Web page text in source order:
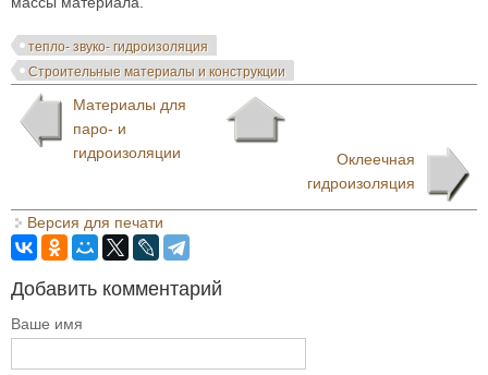
тепло- звуко- гидроизоляция
Строительные материалы и конструкции
Материалы для
паро- и
гидроизоляции
Оклеечная
гидроизоляция
Версия для печати
Добавить комментарий
Ваше имя